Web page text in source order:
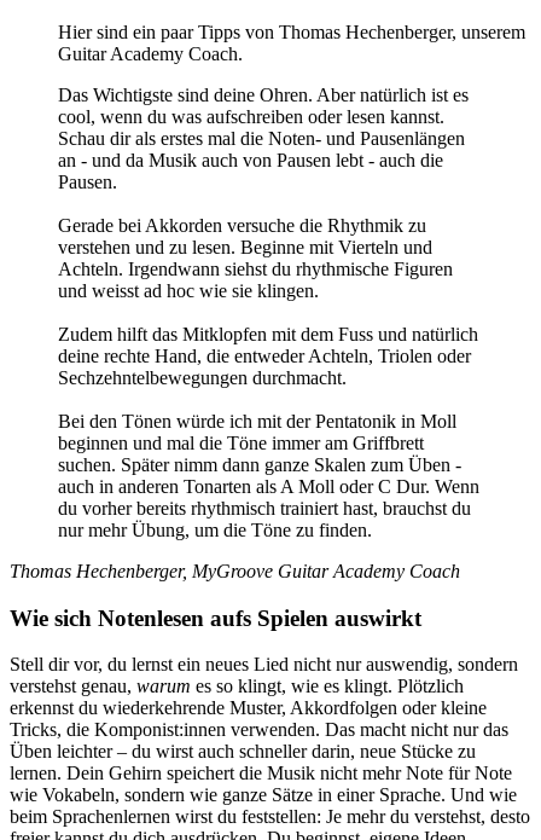
Hier sind ein paar Tipps von Thomas Hechenberger, unserem
Guitar Academy Coach.
Das Wichtigste sind deine Ohren. Aber natürlich ist es
cool, wenn du was aufschreiben oder lesen kannst.
Schau dir als erstes mal die Noten- und Pausenlängen
an - und da Musik auch von Pausen lebt - auch die
Pausen.
Gerade bei Akkorden versuche die Rhythmik zu
verstehen und zu lesen. Beginne mit Vierteln und
Achteln. Irgendwann siehst du rhythmische Figuren
und weisst ad hoc wie sie klingen.
Zudem hilft das Mitklopfen mit dem Fuss und natürlich
deine rechte Hand, die entweder Achteln, Triolen oder
Sechzehntelbewegungen durchmacht.
Bei den Tönen würde ich mit der Pentatonik in Moll
beginnen und mal die Töne immer am Griffbrett
suchen. Später nimm dann ganze Skalen zum Üben -
auch in anderen Tonarten als A Moll oder C Dur. Wenn
du vorher bereits rhythmisch trainiert hast, brauchst du
nur mehr Übung, um die Töne zu finden.
Thomas Hechenberger, MyGroove Guitar Academy Coach
Wie sich Notenlesen aufs Spielen auswirkt
Stell dir vor, du lernst ein neues Lied nicht nur auswendig, sondern
verstehst genau, warum es so klingt, wie es klingt. Plötzlich
erkennst du wiederkehrende Muster, Akkordfolgen oder kleine
Tricks, die Komponist:innen verwenden. Das macht nicht nur das
Üben leichter – du wirst auch schneller darin, neue Stücke zu
lernen. Dein Gehirn speichert die Musik nicht mehr Note für Note
wie Vokabeln, sondern wie ganze Sätze in einer Sprache. Und wie
beim Sprachenlernen wirst du feststellen: Je mehr du verstehst, desto